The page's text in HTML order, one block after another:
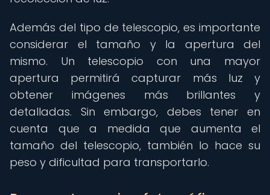
Además del tipo de telescopio, es importante
considerar el tamaño y la apertura del
mismo. Un telescopio con una mayor
apertura permitirá capturar más luz y
obtener imágenes más brillantes y
detalladas. Sin embargo, debes tener en
cuenta que a medida que aumenta el
tamaño del telescopio, también lo hace su
peso y dificultad para transportarlo.